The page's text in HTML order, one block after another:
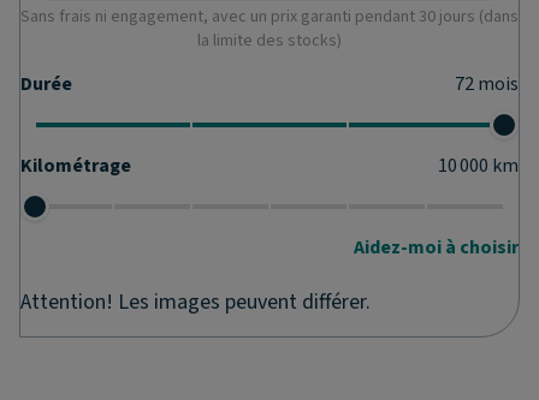
Sans frais ni engagement, avec un prix garanti pendant 30 jours (dans
la limite des stocks)
Durée 72mois
Kilométrage 10 000 km
Aidez-moi à choisir
Attention! Les images peuvent différer.